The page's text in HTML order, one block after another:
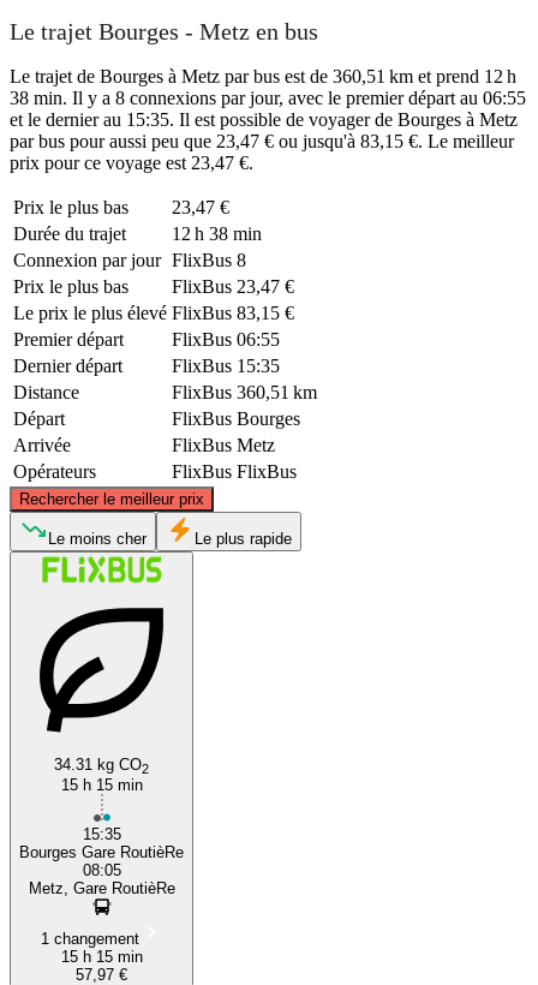
Le trajet Bourges - Metz en bus
Le trajet de Bourges à Metz par bus est de 360,51 km et prend 12 h
38 min. Il y a 8 connexions par jour, avec le premier départ au 06:55
et le dernier au 15:35. Il est possible de voyager de Bourges à Metz
par bus pour aussi peu que 23,47 € ou jusqu'à 83,15 €. Le meilleur
prix pour ce voyage est 23,47 €.
Prix ​​le plus bas
23,47 €
Durée du trajet
12 h 38 min
Connexion par jour FlixBus 8
Prix ​​le plus bas
FlixBus 23,47 €
Le prix le plus élevé FlixBus 83,15 €
Premier départ
FlixBus 06:55
Dernier départ
FlixBus 15:35
Distance
FlixBus 360,51 km
Départ
FlixBus Bourges
Arrivée
FlixBus Metz
Opérateurs
FlixBus FlixBus
Rechercher le meilleur prix
Bourges
©CARTO
Le moins cher Le plus rapide
34.31 kg CO2
15 h 15 min
15:35
Bourges Gare RoutièRe
08:05
Metz, Gare RoutièRe
1 changement
15 h 15 min
57,97 €